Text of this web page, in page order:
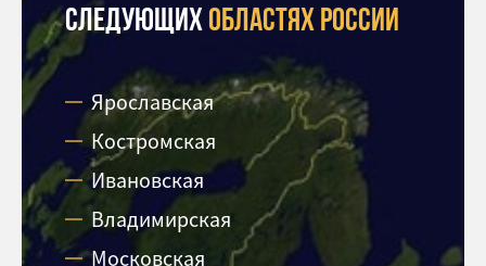
следующихобластях россии
Ярославская
Костромская
Ивановская
Владимирская
Московская